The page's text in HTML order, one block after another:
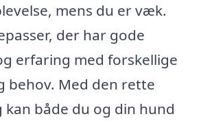
mens du er væk.
der har gode
erfaring med forskellige
behov. Med den rette
både du og din hund